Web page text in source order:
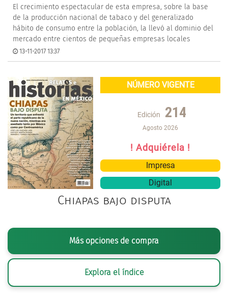
El crecimiento espectacular de esta empresa, sobre la base
de la producción nacional de tabaco y del generalizado
hábito de consumo entre la población, la llevó al dominio del
mercado entre cientos de pequeñas empresas locales
13-11-2017 13:37
NÚMERO VIGENTE
Edición 214
Agosto 2026
! Adquiérela !
Impresa
Digital
Chiapas bajo disputa
Más opciones de compra
Explora el índice